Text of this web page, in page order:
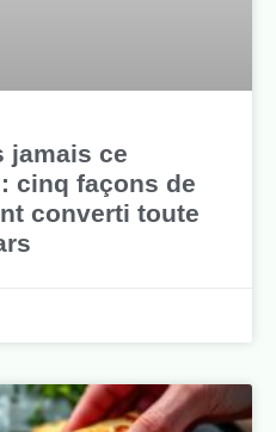
jamais ce
cinq façons de
converti toute